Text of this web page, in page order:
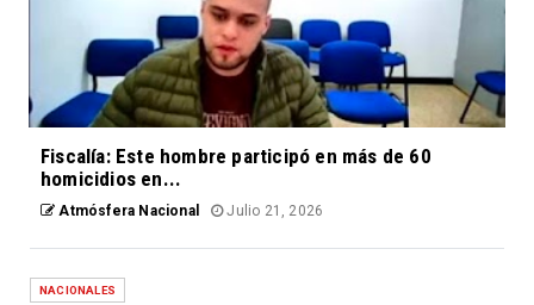
Fiscalía: Este hombre participó en más de 60
homicidios en...
Atmósfera Nacional Julio 21, 2026
NACIONALES